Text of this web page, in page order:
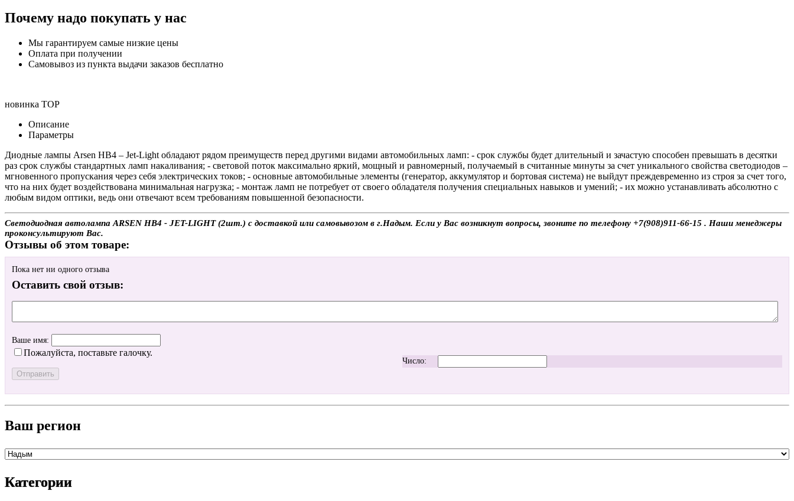
Почему надо покупать у нас
Мы гарантируем самые низкие цены
Оплата при получении
Самовывоз из пункта выдачи заказов бесплатно
новинка TOP
Описание
Параметры
Диодные лампы Arsen HB4 – Jet-Light обладают рядом преимуществ перед другими видами автомобильных ламп: - срок службы будет длительный и зачастую способен превышать в десятки
раз срок службы стандартных ламп накаливания; - световой поток максимально яркий, мощный и равномерный, получаемый в считанные минуты за счет уникального свойства светодиодов –
мгновенного пропускания через себя электрических токов; - основные автомобильные элементы (генератор, аккумулятор и бортовая система) не выйдут преждевременно из строя за счет того,
что на них будет воздействована минимальная нагрузка; - монтаж ламп не потребует от своего обладателя получения специальных навыков и умений; - их можно устанавливать абсолютно с
любым видом оптики, ведь они отвечают всем требованиям повышенной безопасности.
Светодиодная автолампа ARSEN HB4 - JET-LIGHT (2шт.) с доставкой или самовывозом в г.Надым. Если у Вас возникнут вопросы, звоните по телефону +7(908)911-66-15 . Наши менеджеры
проконсультируют Вас.
Отзывы об этом товаре:
Пока нет ни одного отзыва
Оставить свой отзыв:
Ваше имя:
Пожалуйста, поставьте галочку.
Число:
Ваш регион
Категории